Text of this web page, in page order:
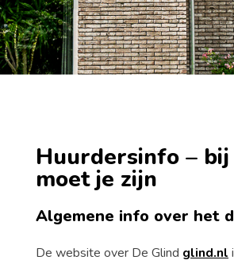
Huurdersinfo –
moet je zijn
Algemene info over het
De website over De Glind glind.nl